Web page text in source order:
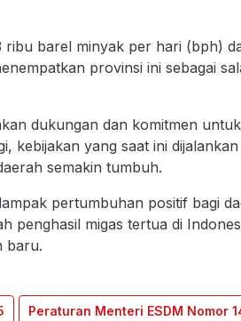
barel minyak per hari (bph)
provinsi ini sebagai
dukungan dan komitmen
kebijakan yang saat ini
semakin tumbuh.
pertumbuhan positif bagi
penghasil migas tertua di
baru.
Peraturan Menteri ESDM Nomor